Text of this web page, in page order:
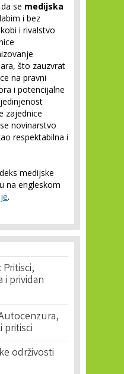
se medijska
i bez
i rivalstvo
što zauzvrat
na pravni
i potencijalne
zajednice
novinarstvo
respektabilna i
medijske
na engleskom
.
i prividan
pritisci
održivosti